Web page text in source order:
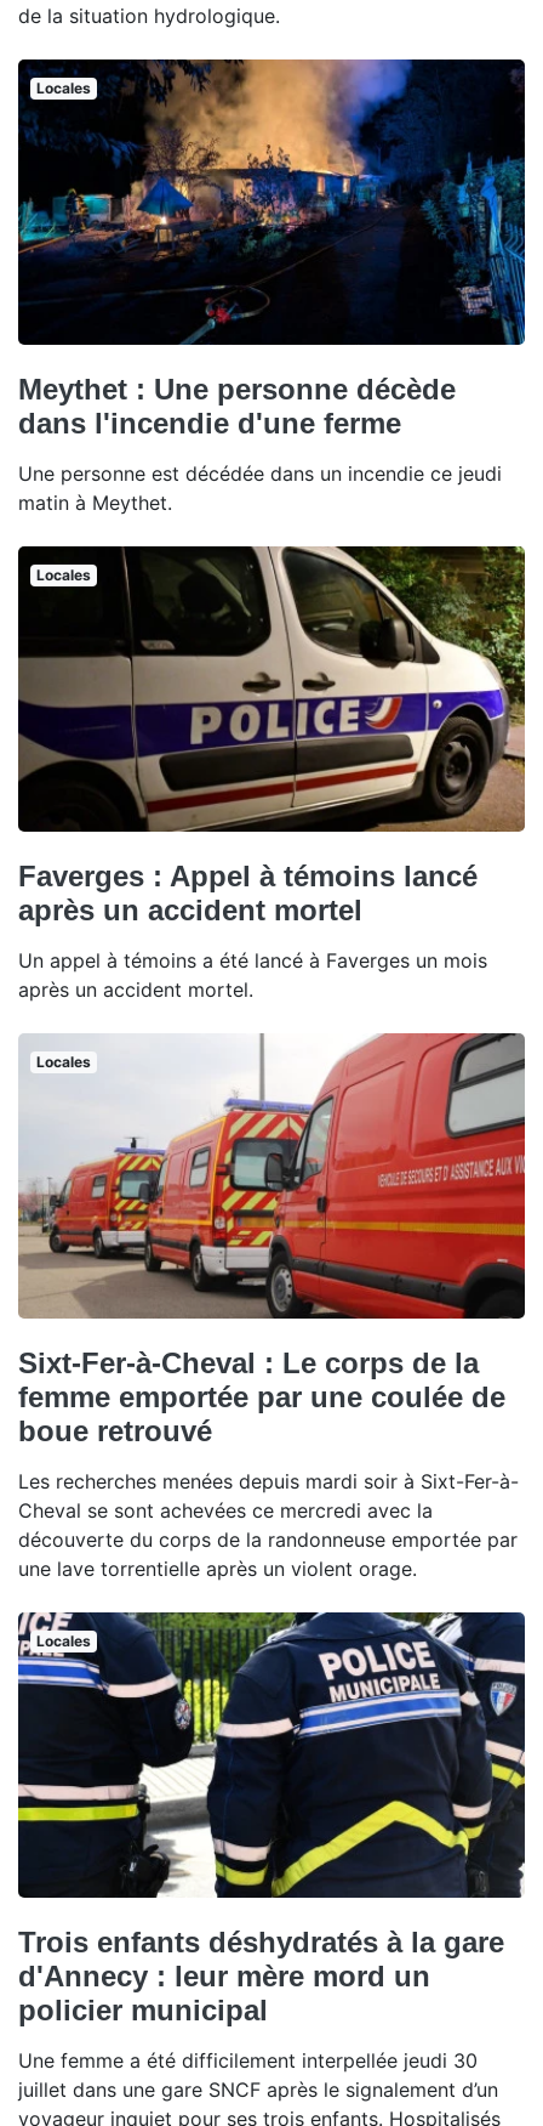
de la situation hydrologique.
Locales
Meythet : Une personne décède
dans l'incendie d'une ferme
Une personne est décédée dans un incendie ce jeudi
matin à Meythet.
Locales
Faverges : Appel à témoins lancé
après un accident mortel
Un appel à témoins a été lancé à Faverges un mois
après un accident mortel.
Locales
Sixt-Fer-à-Cheval : Le corps de la
femme emportée par une coulée de
boue retrouvé
Les recherches menées depuis mardi soir à Sixt-Fer-à-
Cheval se sont achevées ce mercredi avec la
découverte du corps de la randonneuse emportée par
une lave torrentielle après un violent orage.
Locales
Trois enfants déshydratés à la gare
d'Annecy : leur mère mord un
policier municipal
Une femme a été difficilement interpellée jeudi 30
juillet dans une gare SNCF après le signalement d’un
voyageur inquiet pour ses trois enfants. Hospitalisés